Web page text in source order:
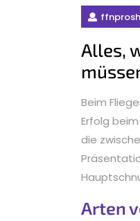
Alles,
Beim
Erfolg
die
Arten